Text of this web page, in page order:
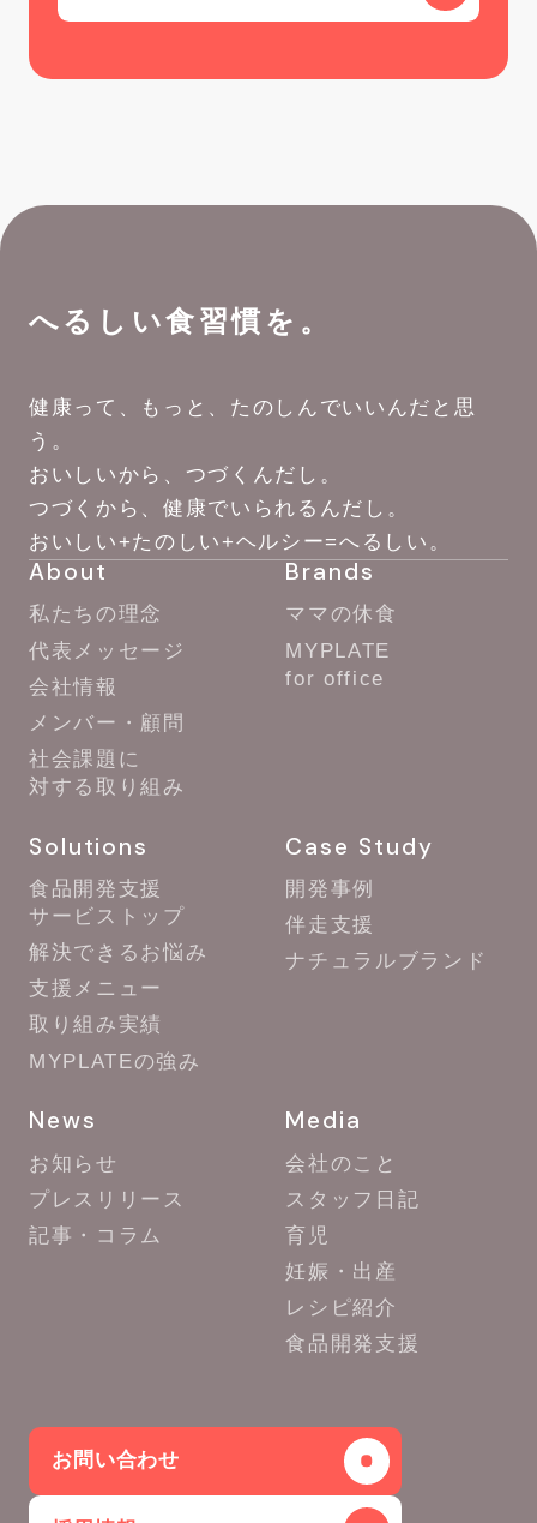
へるしい食習慣を。
健康って、もっと、たのしんでいいんだと思
う。
おいしいから、つづくんだし。
つづくから、健康でいられるんだし。
おいしい+たのしい+ヘルシー=へるしい。
About
私たちの理念
代表メッセージ
会社情報
メンバー・顧問
社会課題に
対する取り組み
Brands
ママの休食
MYPLATE
for office
Solutions
食品開発支援
サービストップ
解決できるお悩み
支援メニュー
取り組み実績
MYPLATEの強み
Case Study
開発事例
伴走支援
ナチュラルブランド
News
お知らせ
プレスリリース
記事・コラム
Media
会社のこと
スタッフ日記
育児
妊娠・出産
レシピ紹介
食品開発支援
お問い合わせ